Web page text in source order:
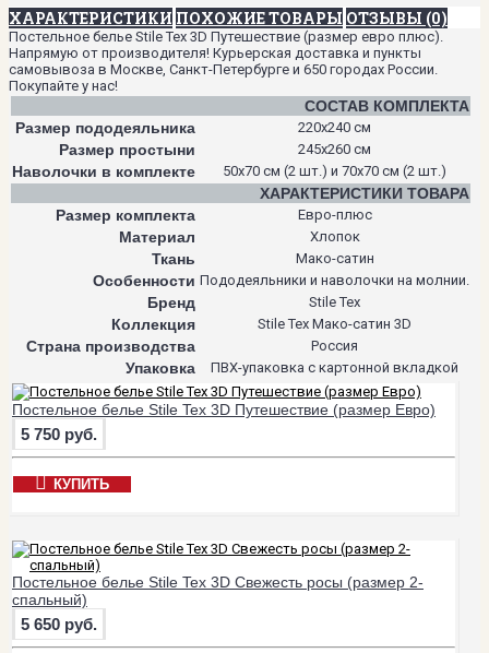
ХАРАКТЕРИСТИКИ ПОХОЖИЕ ТОВАРЫ ОТЗЫВЫ (0)
Постельное белье Stile Tex 3D Путешествие (размер евро плюс).
Напрямую от производителя! Курьерская доставка и пункты
самовывоза в Москве, Санкт-Петербурге и 650 городах России.
Покупайте у нас!
СОСТАВ КОМПЛЕКТА
Размер пододеяльника
220х240 см
Размер простыни 245х260 см
Наволочки в комплекте 50х70 см (2 шт.) и 70х70 см (2 шт.)
ХАРАКТЕРИСТИКИ ТОВАРА
Размер комплекта
Евро-плюс
Материал Хлопок
Ткань Мако-сатин
Особенности Пододеяльники и наволочки на молнии.
Бренд Stile Tex
Коллекция Stile Tex Мако-сатин 3D
Страна производства Россия
Упаковка ПВХ-упаковка с картонной вкладкой
Постельное белье Stile Tex 3D Путешествие (размер Евро)
5 750 руб.
КУПИТЬ
Постельное белье Stile Tex 3D Свежесть росы (размер 2-
спальный)
5 650 руб.